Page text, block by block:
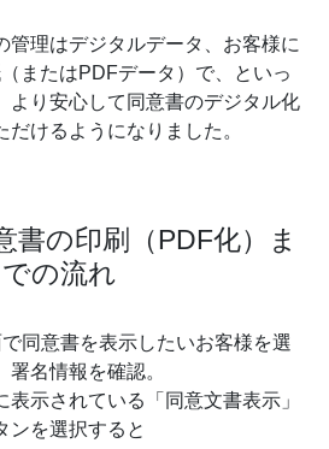
管理はデジタルデータ、お客様に
またはPDFデータ）で、といっ
より安心して同意書のデジタル化
だけるようになりました。
書の印刷（PDF化）ま
での流れ
同意書を表示したいお客様を選
署名情報を確認。
示されている「同意文書表示」
ンを選択すると